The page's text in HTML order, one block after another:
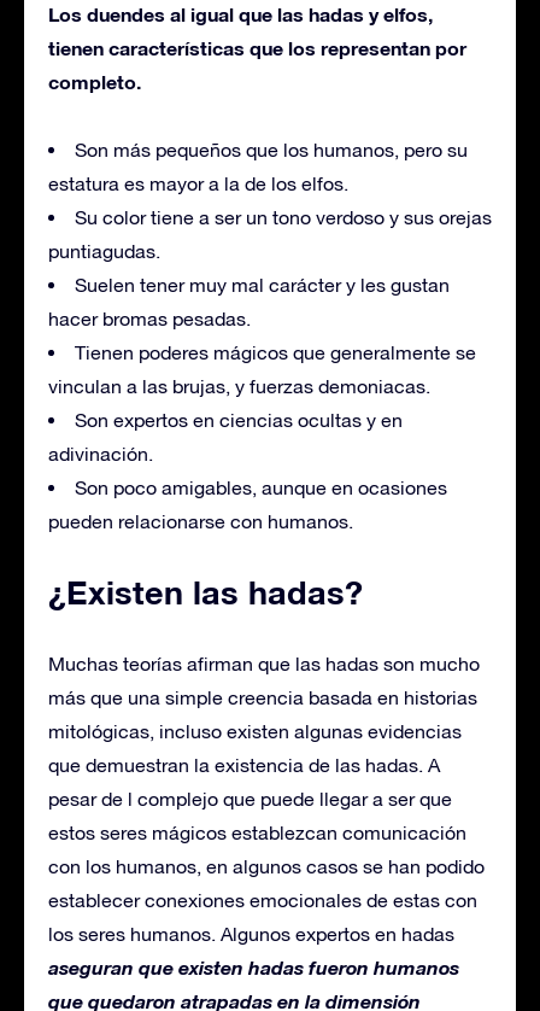
Los duendes al igual que las hadas y elfos,
tienen características que los representan por
completo.
Son más pequeños que los humanos, pero su
estatura es mayor a la de los elfos.
Su color tiene a ser un tono verdoso y sus orejas
puntiagudas.
Suelen tener muy mal carácter y les gustan
hacer bromas pesadas.
Tienen poderes mágicos que generalmente se
vinculan a las brujas, y fuerzas demoniacas.
Son expertos en ciencias ocultas y en
adivinación.
Son poco amigables, aunque en ocasiones
pueden relacionarse con humanos.
¿Existen las hadas?
Muchas teorías afirman que las hadas son mucho
más que una simple creencia basada en historias
mitológicas, incluso existen algunas evidencias
que demuestran la existencia de las hadas. A
pesar de l complejo que puede llegar a ser que
estos seres mágicos establezcan comunicación
con los humanos, en algunos casos se han podido
establecer conexiones emocionales de estas con
los seres humanos. Algunos expertos en hadas
aseguran que existen hadas fueron humanos
que quedaron atrapadas en la dimensión